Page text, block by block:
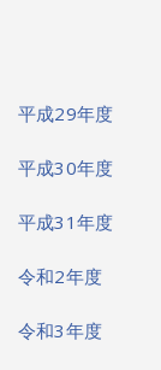
平成29年度
平成30年度
平成31年度
令和2年度
令和3年度